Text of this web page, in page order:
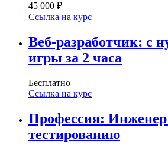
45 000 ₽
Ссылка на курс
Веб-разработчик: с
игры за 2 часа
Бесплатно
Ссылка на курс
Профессия:
тестированию